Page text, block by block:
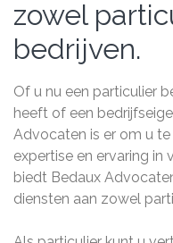
zowel
bedrijven.
Of u nu een particulier
heeft of een
Advocaten is er om u
expertise en ervaring in
biedt Bedaux
diensten aan zowel